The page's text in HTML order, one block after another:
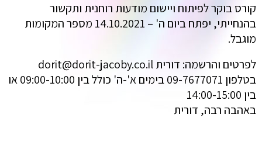
קורס בוקר לפיתוח ויישום מודעות רוחנית ותקשור
בהנחייתי, יפתח ביום ה' – 14.10.2021 מספר המקומות
מוגבל.
לפרטים והרשמה: דורית dorit@dorit-jacoby.co.il
בטלפון 09-7677071 בימים א'-ה' כולל בין 09:00-10:00 או
בין 14:00-15:00
באהבה רבה, דורית